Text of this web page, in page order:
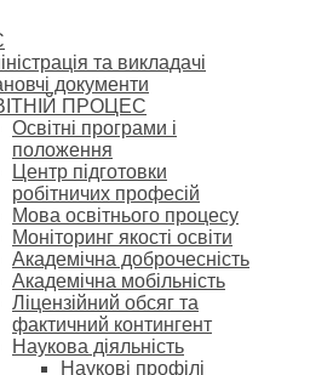
та викладачі
документи
ПРОЦЕС
Освітні програми і
положення
Центр підготовки
робітничих професій
Мова освітнього процесу
Моніторинг якості освіти
Академічна доброчесність
Академічна мобільність
Ліцензійний обсяг та
фактичний контингент
Наукова діяльність
Наукові профілі